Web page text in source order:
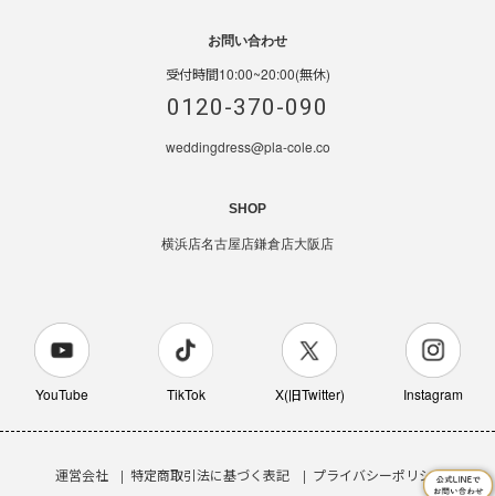
お問い合わせ
受付時間10:00~20:00(無休)
0120-370-090
weddingdress@pla-cole.co
SHOP
横浜店名古屋店鎌倉店大阪店
YouTube TikTok X(旧Twitter) Instagram
運営会社 特定商取引法に基づく表記 プライバシーポリシー